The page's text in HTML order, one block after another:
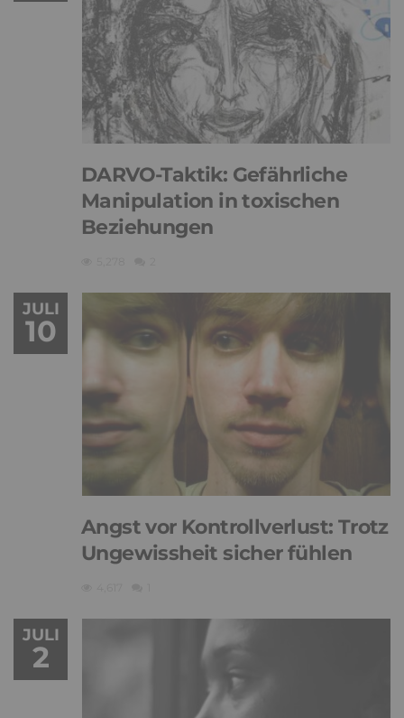
DARVO-Taktik: Gefährliche
Manipulation in toxischen
Beziehungen
JULI
10
Angst vor Kontrollverlust: Trotz
Ungewissheit sicher fühlen
JULI
2